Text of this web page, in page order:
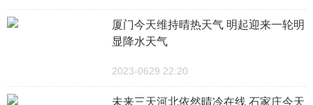
厦门今天维持晴热天气 明起迎来一轮明
显降水天气
2023-0629 22:20
未来三天河北依然晴冷在线 石家庄今天